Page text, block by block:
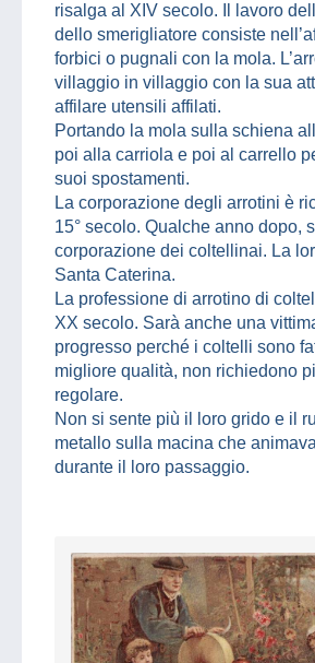
risalga al XIV secolo. Il lavoro
dello smerigliatore consiste
forbici o pugnali con la mola.
villaggio in villaggio con la sua
affilare utensili affilati.
Portando la mola sulla schiena
poi alla carriola e poi al carrello
suoi spostamenti.
La corporazione degli arrotini è
15° secolo. Qualche anno dopo,
corporazione dei coltellinai. La
Santa Caterina.
La professione di arrotino di
XX secolo. Sarà anche una
progresso perché i coltelli sono
migliore qualità, non richiedono
regolare.
Non si sente più il loro grido e il
metallo sulla macina che
durante il loro passaggio.